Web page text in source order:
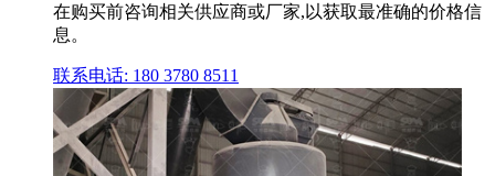
在购买前咨询相关供应商或厂家,以获取最准确的价格信
息。
联系电话: 180 3780 8511